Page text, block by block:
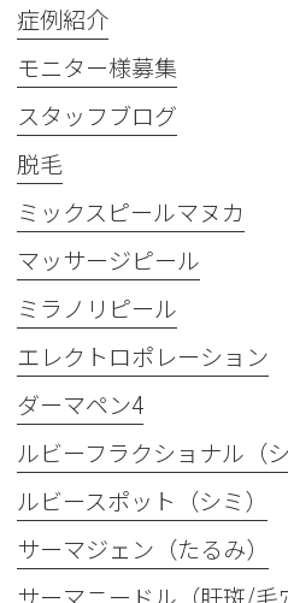
症例紹介
モニター様募集
スタッフブログ
脱毛
ミックスピールマヌカ
マッサージピール
ミラノリピール
エレクトロポレーション
ダーマペン4
ルビーフラクショナル（
ルビースポット（シミ）
サーマジェン（たるみ）